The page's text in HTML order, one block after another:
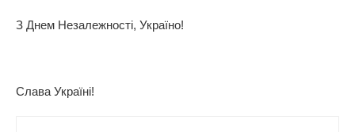
З Днем Незалежності, Україно!
Слава Україні!